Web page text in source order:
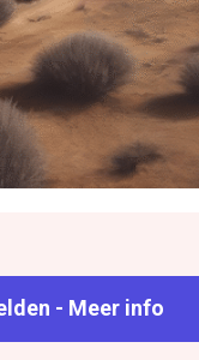
- Meer info